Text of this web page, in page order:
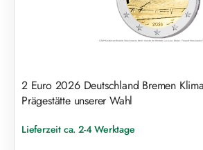
2 Euro 2026 Deutschland Bremen
Prägestätte unserer Wahl
Lieferzeit ca. 2-4 Werktage